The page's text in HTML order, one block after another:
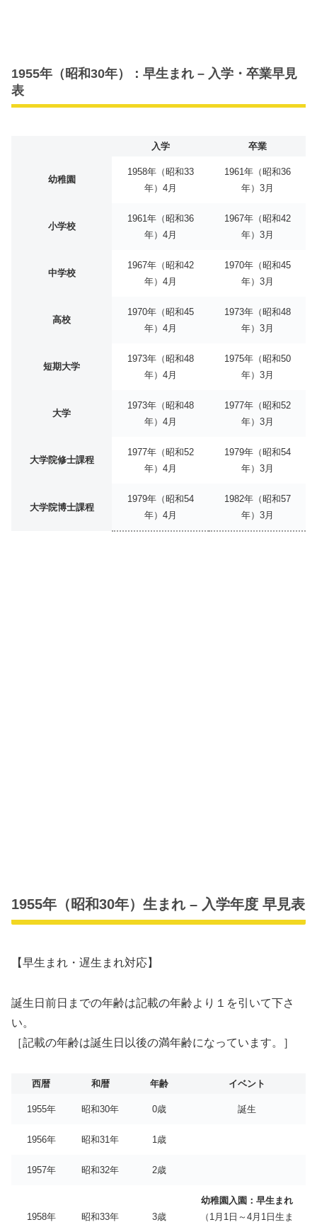
1955年（昭和30年）：早生まれ – 入学・卒業早見
表
入学 卒業
幼稚園
1958年（昭和33
年）4月
1961年（昭和36
年）3月
小学校
1961年（昭和36
年）4月
1967年（昭和42
年）3月
中学校
1967年（昭和42
年）4月
1970年（昭和45
年）3月
高校
1970年（昭和45
年）4月
1973年（昭和48
年）3月
短期大学
1973年（昭和48
年）4月
1975年（昭和50
年）3月
大学
1973年（昭和48
年）4月
1977年（昭和52
年）3月
大学院修士課程
1977年（昭和52
年）4月
1979年（昭和54
年）3月
大学院博士課程
1979年（昭和54
年）4月
1982年（昭和57
年）3月
1955年（昭和30年）生まれ – 入学年度 早見表
【早生まれ・遅生まれ対応】
誕生日前日までの年齢は記載の年齢より１を引いて下さ
い。
［記載の年齢は誕生日以後の満年齢になっています。］
西暦 和暦 年齢 イベント
1955年 昭和30年 0歳 誕生
1956年 昭和31年 1歳
1957年 昭和32年 2歳
1958年 昭和33年 3歳
幼稚園入園：早生まれ
（1月1日～4月1日生ま